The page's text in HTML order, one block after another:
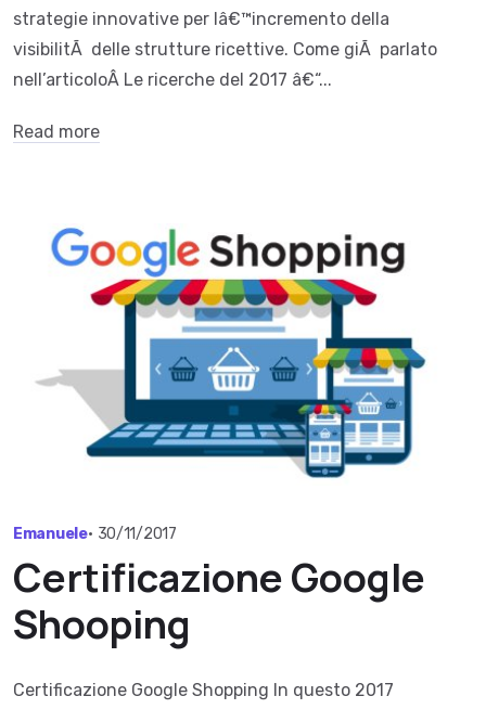
strategie innovative per lâ€™incremento della
visibilitÃ delle strutture ricettive. Come giÃ parlato
nell’articoloÂ Le ricerche del 2017 â€“...
Read more
Emanuele• 30/11/2017
Certificazione Google
Shooping
Certificazione Google Shopping In questo 2017